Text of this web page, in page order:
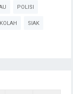
POLISI
SIAK